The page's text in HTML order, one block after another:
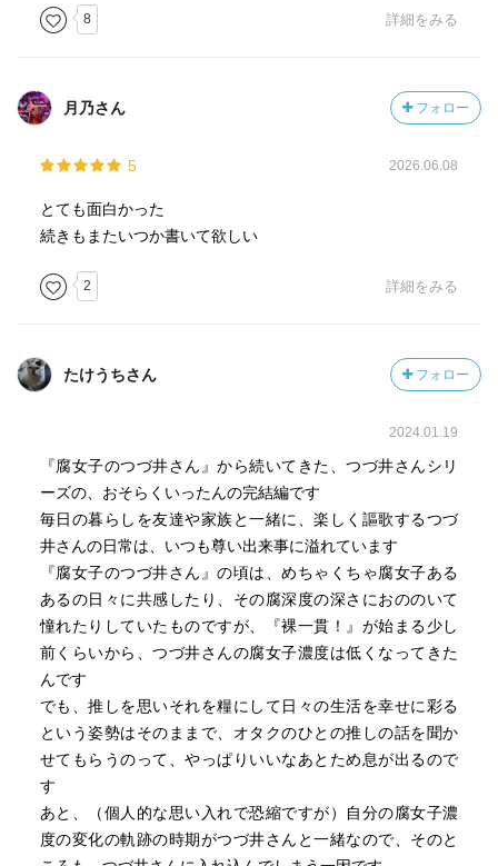
8 詳細をみる
月乃さん フォロー
5 2026.06.08
とても面白かった
続きもまたいつか書いて欲しい
2 詳細をみる
たけうちさん フォロー
2024.01.19
『腐女子のつづ井さん』から続いてきた、つづ井さんシリ
ーズの、おそらくいったんの完結編です
毎日の暮らしを友達や家族と一緒に、楽しく謳歌するつづ
井さんの日常は、いつも尊い出来事に溢れています
『腐女子のつづ井さん』の頃は、めちゃくちゃ腐女子ある
あるの日々に共感したり、その腐深度の深さにおののいて
憧れたりしていたものですが、『裸一貫！』が始まる少し
前くらいから、つづ井さんの腐女子濃度は低くなってきた
んです
でも、推しを思いそれを糧にして日々の生活を幸せに彩る
という姿勢はそのままで、オタクのひとの推しの話を聞か
せてもらうのって、やっぱりいいなあとため息が出るので
す
あと、（個人的な思い入れで恐縮ですが）自分の腐女子濃
度の変化の軌跡の時期がつづ井さんと一緒なので、そのと